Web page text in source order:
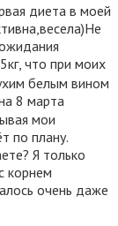
диета в моей
что при моих
белым вином
8 марта
мои
по плану.
Я только
корнем
очень даже